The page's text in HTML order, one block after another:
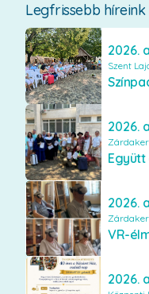
Legfrissebb híreink
2026.
Szent
2026.
2026.
VR-
2026.